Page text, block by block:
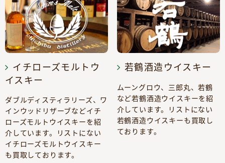
イチローズモルトウ
イスキー
ダブルディスティラリーズ、ワ
インウッドリザーブなどイチ
ローズモルトウイスキーを紹
介しています。リストにない
イチローズモルトウイスキー
も買取しております。
若鶴酒造ウイスキー
ムーングロウ、三郎丸、若鶴
など若鶴酒造ウイスキーを紹
介しています。リストにない
若鶴酒造ウイスキーも買取し
ております。